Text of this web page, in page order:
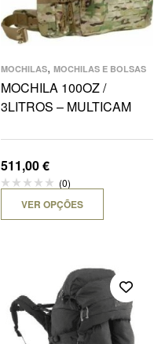
MOCHILAS, MOCHILAS E BOLSAS
MOCHILA 100OZ /
3LITROS – MULTICAM
511,00€
(0)
VER OPÇÕES